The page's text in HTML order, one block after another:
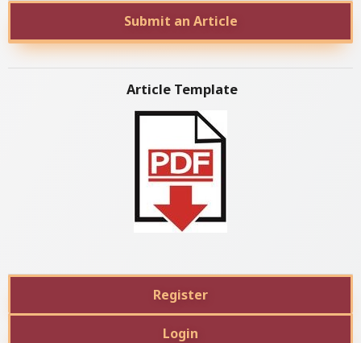
Submit an Article
Article Template
Register
Login